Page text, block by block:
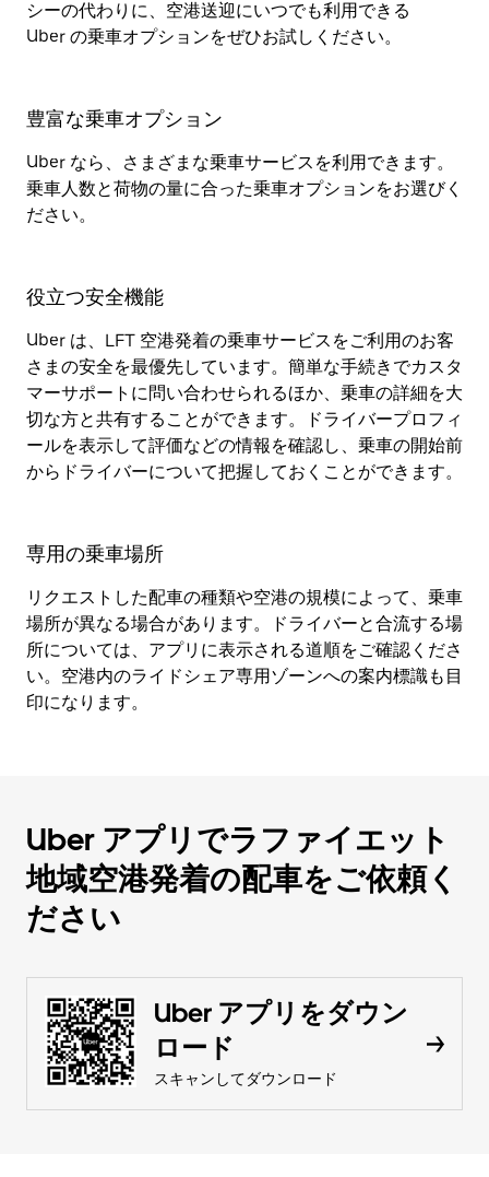
シーの代わりに、空港送迎にいつでも利用できる
Uber の乗車オプションをぜひお試しください。
豊富な乗車オプション
Uber なら、さまざまな乗車サービスを利用できます。
乗車人数と荷物の量に合った乗車オプションをお選びく
ださい。
役立つ安全機能
Uber は、LFT 空港発着の乗車サービスをご利用のお客
さまの安全を最優先しています。簡単な手続きでカスタ
マーサポートに問い合わせられるほか、乗車の詳細を大
切な方と共有することができます。ドライバープロフィ
ールを表示して評価などの情報を確認し、乗車の開始前
からドライバーについて把握しておくことができます。
専用の乗車場所
リクエストした配車の種類や空港の規模によって、乗車
場所が異なる場合があります。ドライバーと合流する場
所については、アプリに表示される道順をご確認くださ
い。空港内のライドシェア専用ゾーンへの案内標識も目
印になります。
Uber アプリでラファイエット
地域空港発着の配車をご依頼く
ださい
Uber アプリをダウン
ロード
スキャンしてダウンロード